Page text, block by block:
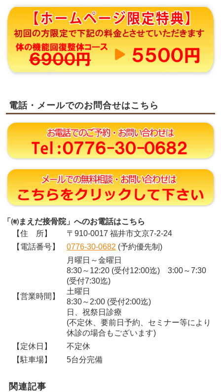
電話・メールでのお問合せはこちら
「㈲まえだ接骨院」へのお電話はこちら
【住 所】
〒910-0017 福井市文京7-2-24
【電話番号】
0776-30-0682 (予約優先制)
【営業時間】
月曜日～金曜日
8:30～12:20 (受付12:00迄) 3:00～7:30
(受付7:30迄)
土曜日
8:30～2:00 (受付2:00迄)
日、祝祭日診療
(不定休、要前日予約、セミナー等により
休診の場合もございます)
【定休日】
不定休
【駐車場】
5台分完備
関連記事